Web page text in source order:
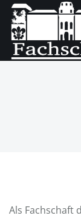
Als Fachschaft